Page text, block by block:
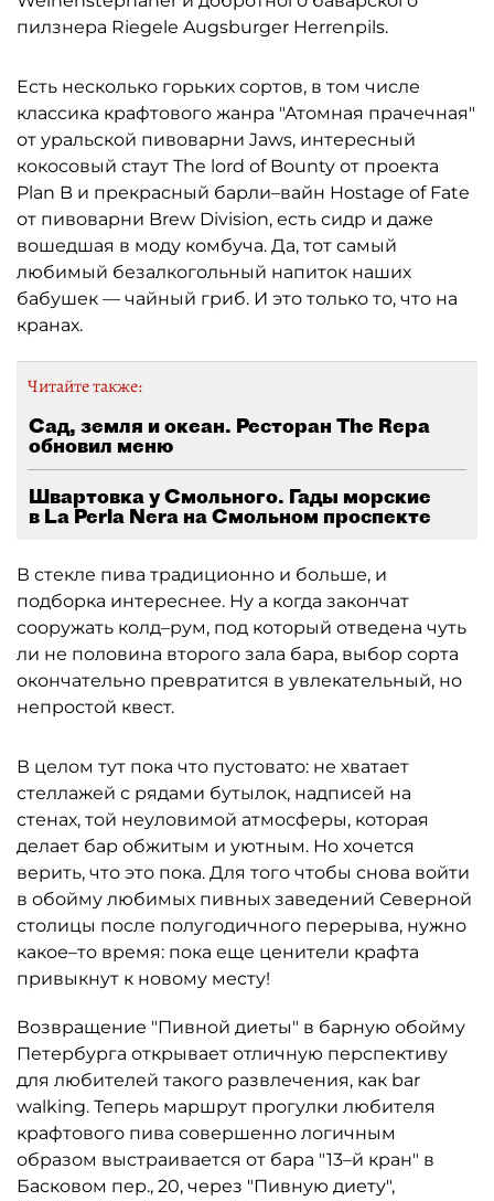
пилзнера Riegele Augsburger Herrenpils.
Есть несколько горьких сортов, в том числе
классика крафтового жанра "Атомная прачечная"
от уральской пивоварни Jaws, интересный
кокосовый стаут The lord of Bounty от проекта
Plan B и прекрасный барли–вайн Hostage of Fate
от пивоварни Brew Division, есть сидр и даже
вошедшая в моду комбуча. Да, тот самый
любимый безалкогольный напиток наших
бабушек — чайный гриб. И это только то, что на
кранах.
Читайте также:
Сад, земля и океан. Ресторан The Repa
обновил меню
Швартовка у Смольного. Гады морские
в La Perla Nera на Смольном проспекте
В стекле пива традиционно и больше, и
подборка интереснее. Ну а когда закончат
сооружать колд–рум, под который отведена чуть
ли не половина второго зала бара, выбор сорта
окончательно превратится в увлекательный, но
непростой квест.
В целом тут пока что пустовато: не хватает
стеллажей с рядами бутылок, надписей на
стенах, той неуловимой атмосферы, которая
делает бар обжитым и уютным. Но хочется
верить, что это пока. Для того чтобы снова войти
в обойму любимых пивных заведений Северной
столицы после полугодичного перерыва, нужно
какое–то время: пока еще ценители крафта
привыкнут к новому месту!
Возвращение "Пивной диеты" в барную обойму
Петербурга открывает отличную перспективу
для любителей такого развлечения, как bar
walking. Теперь маршрут прогулки любителя
крафтового пива совершенно логичным
образом выстраивается от бара "13–й кран" в
Басковом пер., 20, через "Пивную диету",